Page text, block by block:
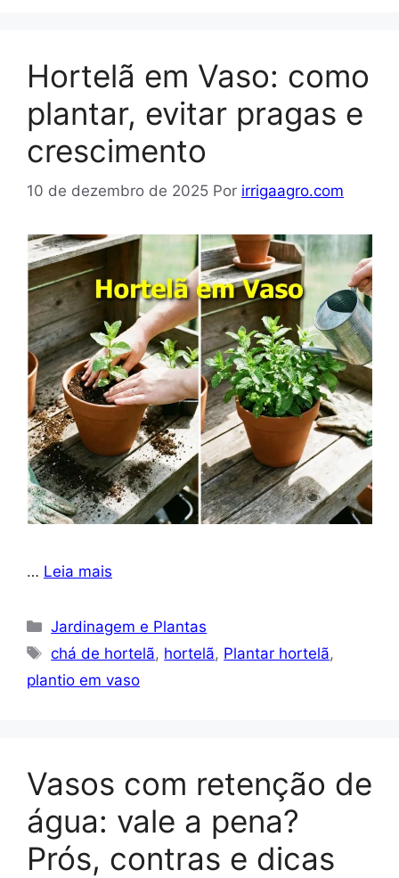
Hortelã em Vaso: como
plantar, evitar pragas e
crescimento
10 de dezembro de 2025 Por irrigaagro.com
… Leia mais
Categorias
Jardinagem e Plantas
Tags
chá de hortelã, hortelã, Plantar hortelã,
plantio em vaso
Vasos com retenção de
água: vale a pena?
Prós, contras e dicas